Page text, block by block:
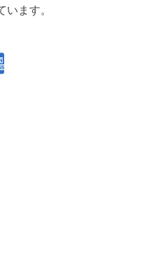
ます。